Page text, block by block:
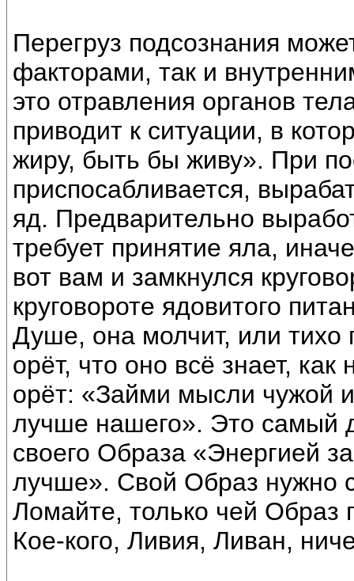
Перегруз подсознания
факторами, так и
это отравления органов
приводит к ситуации, в
жиру, быть бы живу». При
приспосабливается,
яд. Предварительно
требует принятие яла,
вот вам и замкнулся
круговороте ядовитого
Душе, она молчит, или тихо
орёт, что оно всё знает,
орёт: «Займи мысли чужой
лучше нашего». Это самый
своего Образа «Энергией
лучше». Свой Образ нужно
Ломайте, только чей Образ
Кое-кого, Ливия, Ливан,